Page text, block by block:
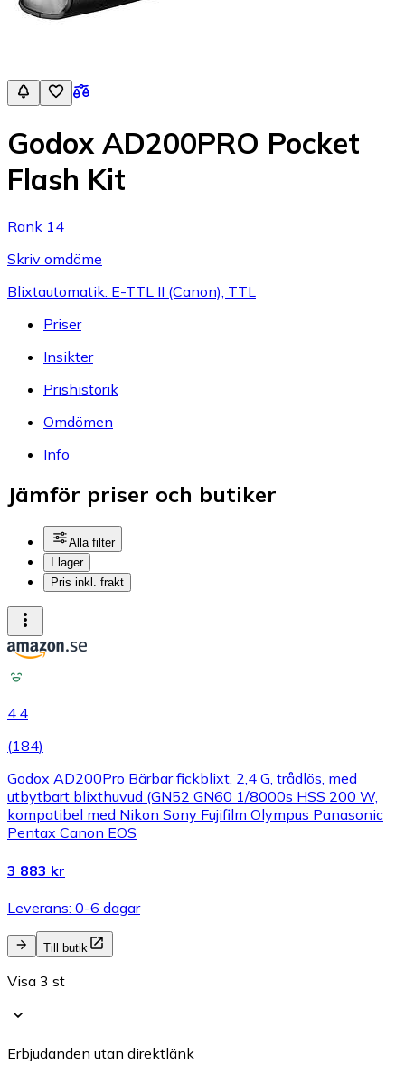
Godox AD200PRO Pocket
Flash Kit
Rank 14
Skriv omdöme
Blixtautomatik: E-TTL II (Canon), TTL
Priser
Insikter
Prishistorik
Omdömen
Info
Jämför priser och butiker
Alla filter
I lager
Pris inkl. frakt
4.4
(184)
Godox AD200Pro Bärbar fickblixt, 2,4 G, trådlös, med
utbytbart blixthuvud (GN52 GN60 1/8000s HSS 200 W,
kompatibel med Nikon Sony Fujifilm Olympus Panasonic
Pentax Canon EOS
3 883 kr
Leverans: 0-6 dagar
Till butik
Visa 3 st
Erbjudanden utan direktlänk